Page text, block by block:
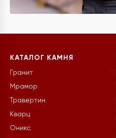
КАТАЛОГ КАМНЯ
Гранит
Мрамор
Травертин
Кварц
Оникс